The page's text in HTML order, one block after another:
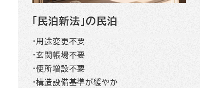
「民泊新法」の民泊
・用途変更不要
・玄関帳場不要
・便所増設不要
・構造設備基準が緩やか